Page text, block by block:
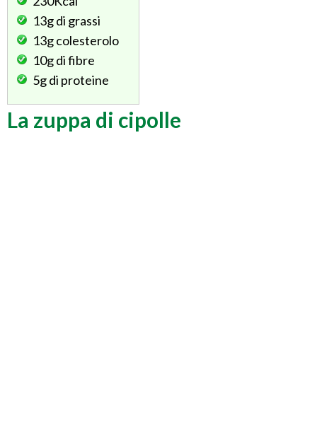
13gdi grassi
13gcolesterolo
10gdi fibre
5gdi proteine
La zuppa di cipolle